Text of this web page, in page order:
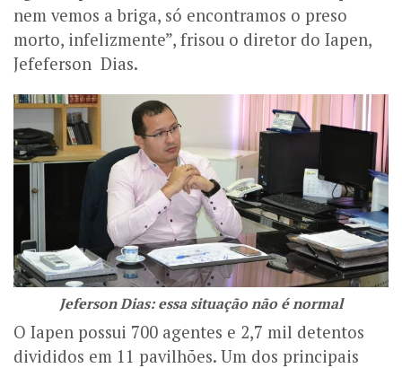
nem vemos a briga, só encontramos o preso
morto, infelizmente”, frisou o diretor do Iapen,
Jefeferson Dias.
Jeferson Dias: essa situação não é normal
O Iapen possui 700 agentes e 2,7 mil detentos
divididos em 11 pavilhões. Um dos principais